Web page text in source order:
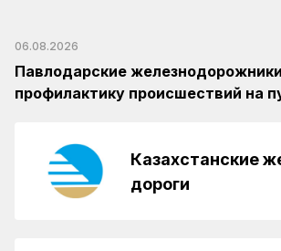
06.08.2026
Павлодарские
профилактику происшествий на
Казахстанские
дороги